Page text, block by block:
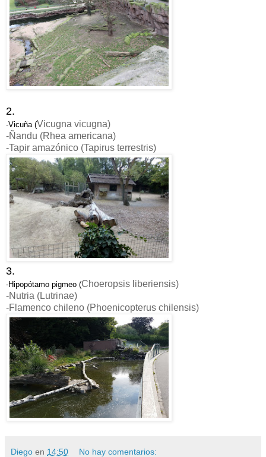
2.
-Vicuña (Vicugna vicugna)
-Ñandu (Rhea americana)
-Tapir amazónico (Tapirus terrestris)
3.
-Hipopótamo pigmeo (Choeropsis liberiensis)
-Nutria (Lutrinae)
-Flamenco chileno (Phoenicopterus chilensis)
Diego en 14:50 No hay comentarios: